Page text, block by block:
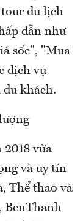
tour du lịch
dẫn như
sốc", "Mua
dịch vụ
du khách.
vừa
và uy tín
Thể thao và
BenThanh